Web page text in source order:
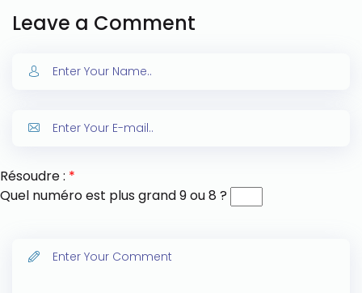
Leave a Comment
Résoudre : *
Quel numéro est plus grand 9 ou 8 ?